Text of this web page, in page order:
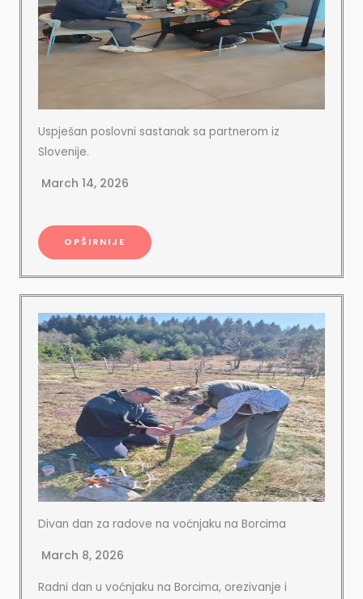
Uspješan poslovni sastanak sa partnerom iz
Slovenije.
March 14, 2026
OPŠIRNIJE
Divan dan za radove na voćnjaku na Borcima
March 8, 2026
Radni dan u voćnjaku na Borcima, orezivanje i